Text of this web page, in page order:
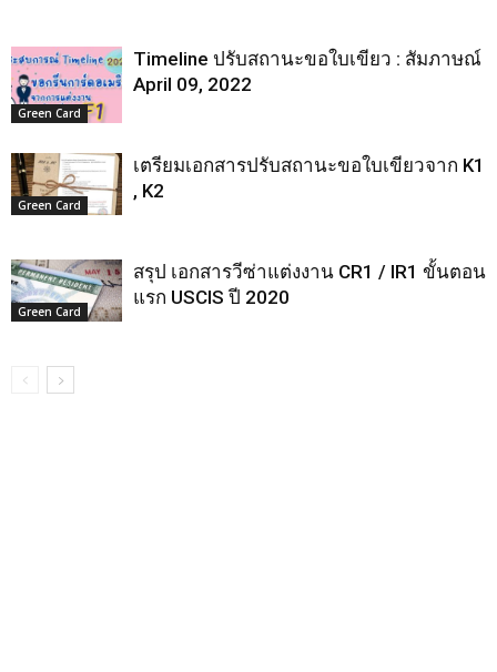
Green Card
Timeline ปรับสถานะขอใบเขียว : สัมภาษณ์
April 09, 2022
Green Card
เตรียมเอกสารปรับสถานะขอใบเขียวจาก K1
, K2
Green Card
สรุป เอกสารวีซ่าแต่งงาน CR1 / IR1 ขั้นตอน
แรก USCIS ปี 2020